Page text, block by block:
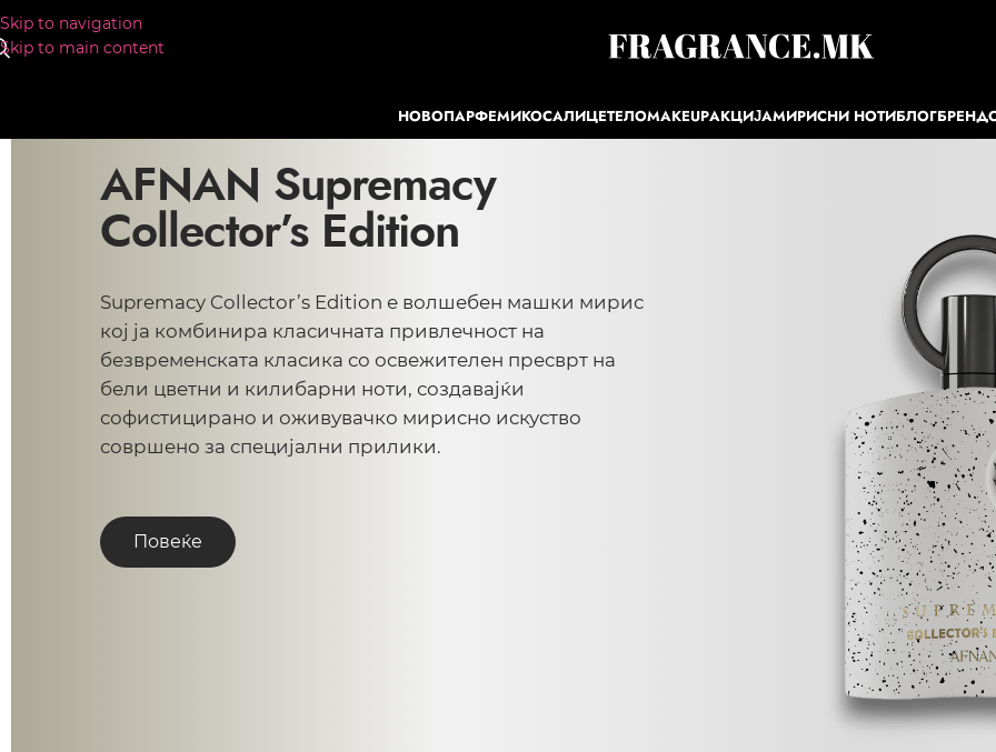
Skip to navigation
Skip to main content
НОВОПАРФЕМИКОСАЛИЦЕТЕЛОMAKEUPАКЦИЈАМИРИСНИ НОТИБЛОГ
AFNAN Supremacy
Collector’s Edition
Supremacy Collector’s Edition е волшебен машки мирис
кој ја комбинира класичната привлечност на
безвременската класика со освежителен пресврт на
бели цветни и килибарни ноти, создавајќи
софистицирано и оживувачко мирисно искуство
совршено за специјални прилики.
Повеќе